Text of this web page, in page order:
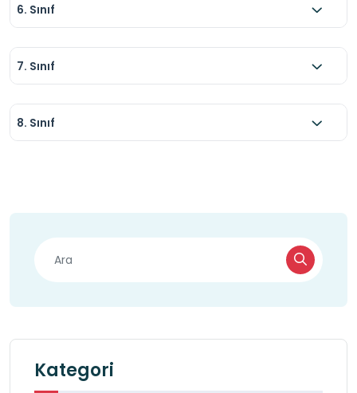
6. Sınıf
7. Sınıf
8. Sınıf
Kategori